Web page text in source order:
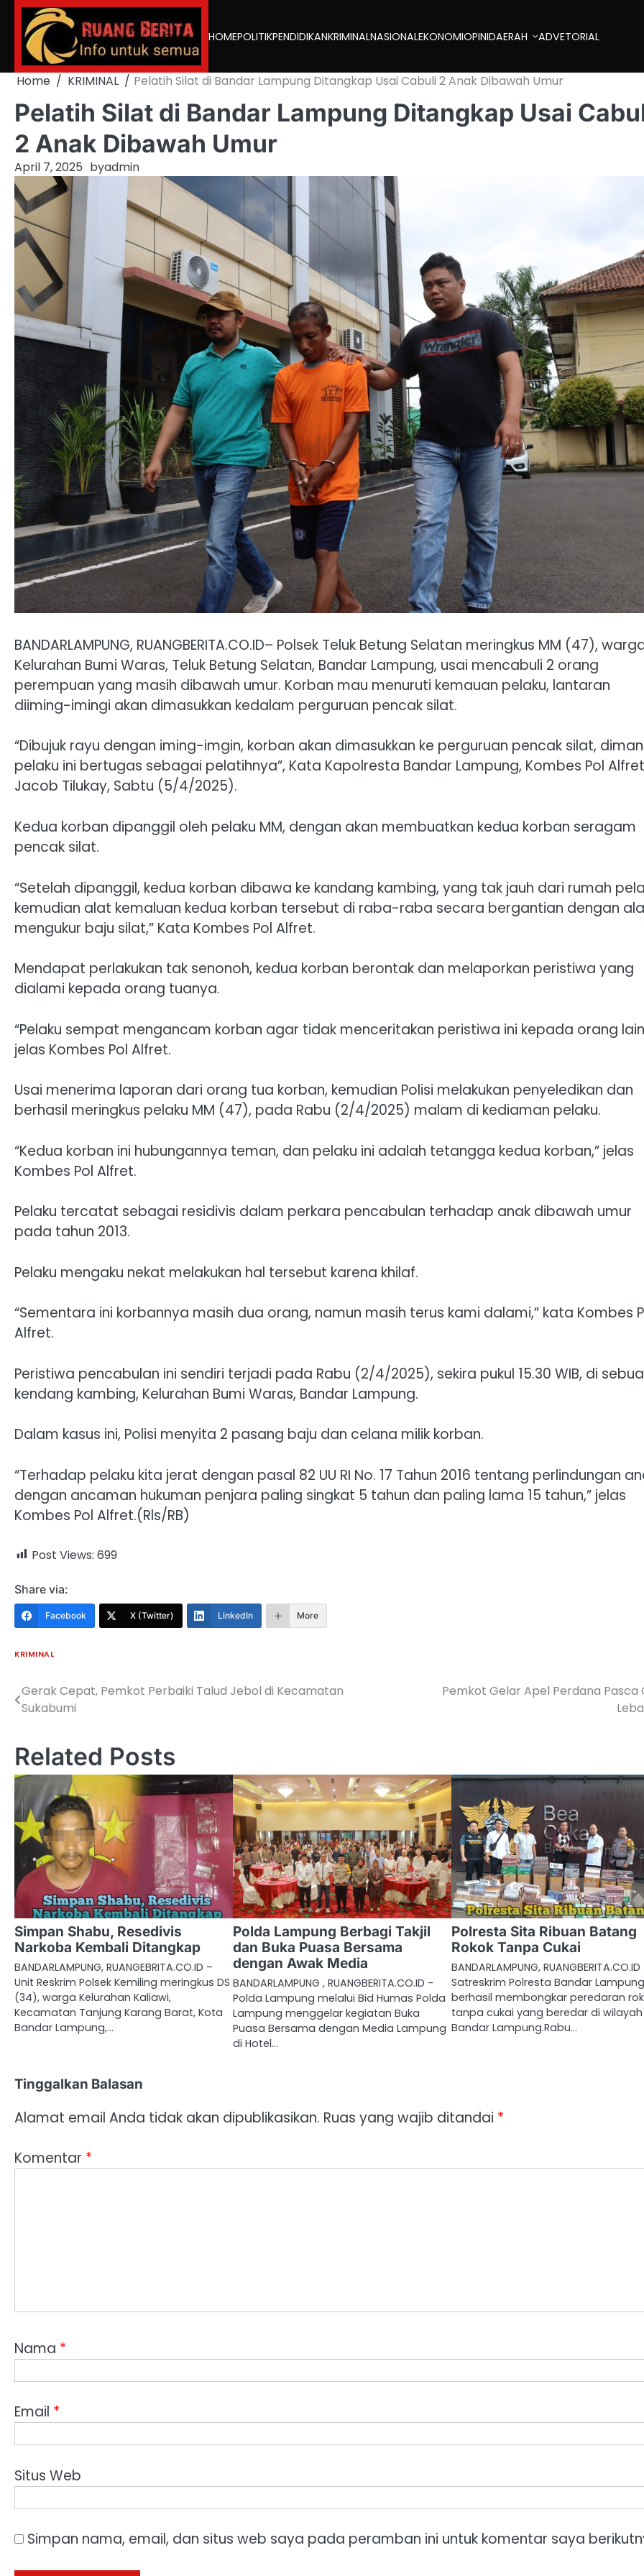
Skip
content
HOMEPOLITIKPENDIDIKANKRIMINALNASIONALEKONOMIOPINIDAERAH ADVETORIAL
Home KRIMINAL Pelatih Silat di Bandar Lampung Ditangkap Usai Cabuli 2 Anak Dibawah Umur
Pelatih Silat di Bandar Lampung Ditangkap Usai
2 Anak Dibawah Umur
April 7, 2025 byadmin
BANDARLAMPUNG, RUANGBERITA.CO.ID– Polsek Teluk Betung Selatan meringkus MM (47),
Kelurahan Bumi Waras, Teluk Betung Selatan, Bandar Lampung, usai mencabuli 2 orang
perempuan yang masih dibawah umur. Korban mau menuruti kemauan pelaku, lantaran
diiming-imingi akan dimasukkan kedalam perguruan pencak silat.
“Dibujuk rayu dengan iming-imgin, korban akan dimasukkan ke perguruan pencak silat,
pelaku ini bertugas sebagai pelatihnya”, Kata Kapolresta Bandar Lampung, Kombes Pol Alfret
Jacob Tilukay, Sabtu (5/4/2025).
Kedua korban dipanggil oleh pelaku MM, dengan akan membuatkan kedua korban seragam
pencak silat.
“Setelah dipanggil, kedua korban dibawa ke kandang kambing, yang tak jauh dari rumah
kemudian alat kemaluan kedua korban tersebut di raba-raba secara bergantian dengan
mengukur baju silat,” Kata Kombes Pol Alfret.
Mendapat perlakukan tak senonoh, kedua korban berontak dan melaporkan peristiwa yang
dialami kepada orang tuanya.
“Pelaku sempat mengancam korban agar tidak menceritakan peristiwa ini kepada orang
jelas Kombes Pol Alfret.
Usai menerima laporan dari orang tua korban, kemudian Polisi melakukan penyeledikan dan
berhasil meringkus pelaku MM (47), pada Rabu (2/4/2025) malam di kediaman pelaku.
“Kedua korban ini hubungannya teman, dan pelaku ini adalah tetangga kedua korban,” jelas
Kombes Pol Alfret.
Pelaku tercatat sebagai residivis dalam perkara pencabulan terhadap anak dibawah umur
pada tahun 2013.
Pelaku mengaku nekat melakukan hal tersebut karena khilaf.
“Sementara ini korbannya masih dua orang, namun masih terus kami dalami,” kata Kombes
Alfret.
Peristiwa pencabulan ini sendiri terjadi pada Rabu (2/4/2025), sekira pukul 15.30 WIB, di
kendang kambing, Kelurahan Bumi Waras, Bandar Lampung.
Dalam kasus ini, Polisi menyita 2 pasang baju dan celana milik korban.
“Terhadap pelaku kita jerat dengan pasal 82 UU RI No. 17 Tahun 2016 tentang perlindungan
dengan ancaman hukuman penjara paling singkat 5 tahun dan paling lama 15 tahun,” jelas
Kombes Pol Alfret.(Rls/RB)
Post Views: 699
Share via:
Facebook X (Twitter) LinkedIn More
KRIMINAL
Navigasi
Gerak Cepat, Pemkot Perbaiki Talud Jebol di Kecamatan
Sukabumi
Pemkot Gelar Apel Perdana Pasca
Related Posts
Simpan Shabu, Resedivis
Narkoba Kembali Ditangkap
BANDARLAMPUNG, RUANGEBRITA.CO.ID –
Unit Reskrim Polsek Kemiling meringkus DS
(34), warga Kelurahan Kaliawi,
Kecamatan Tanjung Karang Barat, Kota
Bandar Lampung,…
Polda Lampung Berbagi Takjil
dan Buka Puasa Bersama
dengan Awak Media
BANDARLAMPUNG , RUANGBERITA.CO.ID -
Polda Lampung melalui Bid Humas Polda
Lampung menggelar kegiatan Buka
Puasa Bersama dengan Media Lampung
di Hotel…
Polresta Sita Ribuan Batang
Rokok Tanpa Cukai
BANDARLAMPUNG,
Satreskrim Polresta Bandar
berhasil membongkar peredaran
tanpa cukai yang beredar di
Bandar Lampung.Rabu…
Tinggalkan Balasan
Alamat email Anda tidak akan dipublikasikan. Ruas yang wajib ditandai *
Komentar *
Nama *
Email *
Situs Web
Simpan nama, email, dan situs web saya pada peramban ini untuk komentar saya